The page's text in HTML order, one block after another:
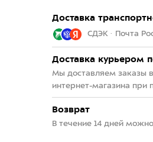
Доставка
СДЭК · Почта
Доставка курьером
Мы доставляем заказы в
интернет-магазина при
Возврат
В течение 14 дней